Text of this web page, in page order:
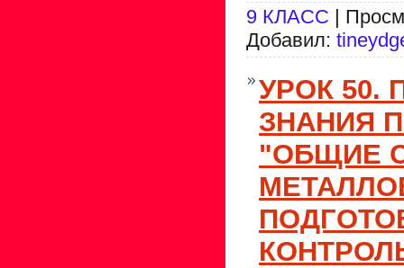
9 КЛАСС |
Добавил:
УРОК 50.
ЗНАНИЯ
"ОБЩИЕ